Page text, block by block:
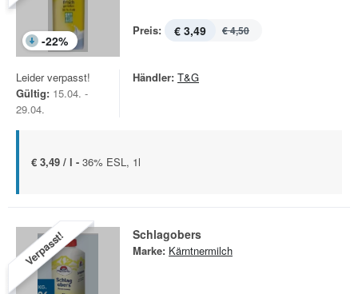
-22%
Preis: € 3,49 € 4,50
Leider verpasst!
Gültig: 15.04. -
29.04.
Händler: T&G
€ 3,49 / l - 36% ESL, 1l
Verpasst! Schlagobers
Marke: Kärntnermilch